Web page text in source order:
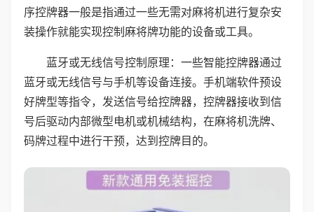
序控牌器一般是指通过一些无需对麻将机进行复杂安
装操作就能实现控制麻将牌功能的设备或工具。
蓝牙或无线信号控制原理：一些智能控牌器通过
蓝牙或无线信号与手机等设备连接。手机端软件预设
好牌型等指令，发送信号给控牌器，控牌器接收到信
号后驱动内部微型电机或机械结构，在麻将机洗牌、
码牌过程中进行干预，达到控牌目的。